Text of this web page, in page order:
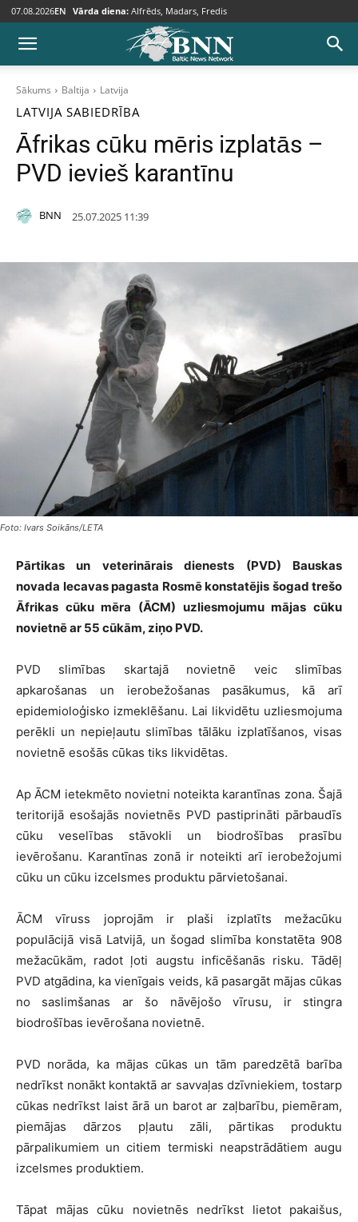
07.08.2026EN Vārda diena: Alfrēds, Madars, Fredis
Sākums Baltija Latvija
LATVIJA SABIEDRĪBA
Āfrikas cūku mēris izplatās –
PVD ievieš karantīnu
BNN 25.07.2025 11:39
Foto: Ivars Soikāns/LETA
Pārtikas un veterinārais dienests (PVD) Bauskas
novada Iecavas pagasta Rosmē konstatējis šogad trešo
Āfrikas cūku mēra (ĀCM) uzliesmojumu mājas cūku
novietnē ar 55 cūkām, ziņo PVD.
PVD slimības skartajā novietnē veic slimības
apkarošanas un ierobežošanas pasākumus, kā arī
epidemioloģisko izmeklēšanu. Lai likvidētu uzliesmojuma
perēkli un nepieļautu slimības tālāku izplatīšanos, visas
novietnē esošās cūkas tiks likvidētas.
Ap ĀCM ietekmēto novietni noteikta karantīnas zona. Šajā
teritorijā esošajās novietnēs PVD pastiprināti pārbaudīs
cūku veselības stāvokli un biodrošības prasību
ievērošanu. Karantīnas zonā ir noteikti arī ierobežojumi
cūku un cūku izcelsmes produktu pārvietošanai.
ĀCM vīruss joprojām ir plaši izplatīts mežacūku
populācijā visā Latvijā, un šogad slimība konstatēta 908
mežacūkām, radot ļoti augstu inficēšanās risku. Tādēļ
PVD atgādina, ka vienīgais veids, kā pasargāt mājas cūkas
no saslimšanas ar šo nāvējošo vīrusu, ir stingra
biodrošības ievērošana novietnē.
PVD norāda, ka mājas cūkas un tām paredzētā barība
nedrīkst nonākt kontaktā ar savvaļas dzīvniekiem, tostarp
cūkas nedrīkst laist ārā un barot ar zaļbarību, piemēram,
piemājas dārzos pļautu zāli, pārtikas produktu
pārpalikumiem un citiem termiski neapstrādātiem augu
izcelsmes produktiem.
Tāpat mājas cūku novietnēs nedrīkst lietot pakaišus,